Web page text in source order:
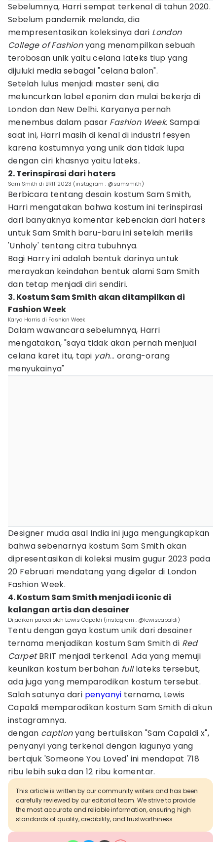
Sebelumnya, Harri sempat terkenal di tahun 2020.
Sebelum pandemik melanda, dia
mempresentasikan koleksinya dari London
College of Fashionyang menampilkan sebuah
terobosan unik yaitu celana lateks tiup yang
dijuluki media sebagai "celana balon".
Setelah lulus menjadi master seni, dia
meluncurkan label eponim dan mulai bekerja di
London dan New Delhi. Karyanya pernah
menembus dalam pasar Fashion Week.Sampai
saat ini, Harri masih di kenal di industri fesyen
karena kostumnya yang unik dan tidak lupa
dengan ciri khasnya yaitu lateks.
2. Terinspirasi dari haters
Sam Smith di BRIT 2023 (instagram : @samsmith)
Berbicara tentang desain kostum Sam Smith,
Harri mengatakan bahwa kostum ini terinspirasi
dari banyaknya komentar kebencian dari haters
untuk Sam Smith baru-baru ini setelah merilis
'Unholy' tentang citra tubuhnya.
Bagi Harry ini adalah bentuk darinya untuk
merayakan keindahan bentuk alami Sam Smith
dan tetap menjadi diri sendiri.
3. Kostum Sam Smith akan ditampilkan di
Fashion Week
Karya Harris di Fashion Week
Dalam wawancara sebelumnya, Harri
mengatakan, "saya tidak akan pernah menjual
celana karet itu, tapi yah... orang-orang
menyukainya"
Designer muda asal India ini juga mengungkapkan
bahwa sebenarnya kostum Sam Smith akan
dipresentasikan di koleksi musim gugur 2023 pada
20 Februari mendatang yang digelar di London
Fashion Week.
4. Kostum Sam Smith menjadi iconic di
kalangan artis dan desainer
Dijadikan parodi oleh Lewis Capaldi (instagram : @lewiscapaldi)
Tentu dengan gaya kostum unik dari desainer
ternama menjadikan kostum Sam Smith di Red
CarpetBRIT menjadi terkenal. Ada yang memuji
keunikan kostum berbahan fulllateks tersebut,
ada juga yang memparodikan kostum tersebut.
Salah satunya dari penyanyi ternama, Lewis
Capaldi memparodikan kostum Sam Smith di akun
instagramnya.
dengan captionyang bertuliskan "Sam Capaldi x",
penyanyi yang terkenal dengan lagunya yang
bertajuk 'Someone You Loved' ini mendapat 718
ribu lebih suka dan 12 ribu komentar.
This article is written by our community writers and has been
carefully reviewed by our editorial team. We strive to provide
the most accurate and reliable information, ensuring high
standards of quality, credibility, and trustworthiness.